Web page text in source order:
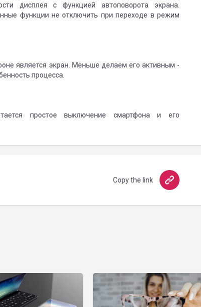
дисплея с функцией автоповорота экрана.
функции не отключить при переходе в режим
является экран. Меньше делаем его активным -
процесса.
простое выключение смартфона и его
Copy the link